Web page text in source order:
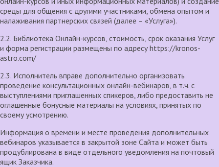
среды для общения с другими участниками, обмена опытом и
налаживания партнерских связей (далее – «Услуга»).
2.2. Библиотека Онлайн-курсов, стоимость, срок оказания Услуг
и форма регистрации размещены по адресу https://kronos-
astro.com/
2.3. Исполнитель вправе дополнительно организовать
проведение консультационных онлайн-вебинаров, в т.ч. с
выступлениями приглашенных спикеров, либо предоставить не
оглашенные бонусные материалы на условиях, принятых по
своему усмотрению.
Информация о времени и месте проведения дополнительных
вебинаров указывается в закрытой зоне Сайта и может быть
продублирована в виде отдельного уведомления на почтовый
ящик Заказчика.